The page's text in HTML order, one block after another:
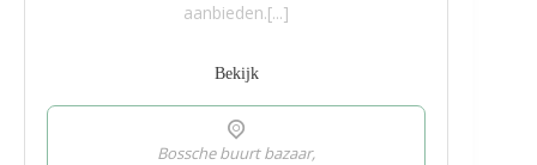
aanbieden.[...]
Bekijk
Bossche buurt bazaar,